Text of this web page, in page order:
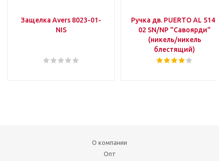
Защелка Avers 8023-01-
NIS
Ручка дв. PUERTO AL 514-
02 SN/NP "Савоярди"
(никель/никель
блестящий)
О компании
Опт